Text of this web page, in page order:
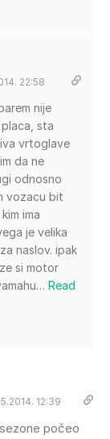
22:58
nije
sta
vrtoglave
da ne
odnosno
vozacu bit
ima
je velika
naslov. ipak
si motor
… Read
12:39
počeo